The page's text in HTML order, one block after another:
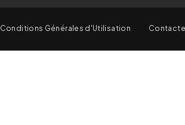
Conditions Générales d'Utilisation